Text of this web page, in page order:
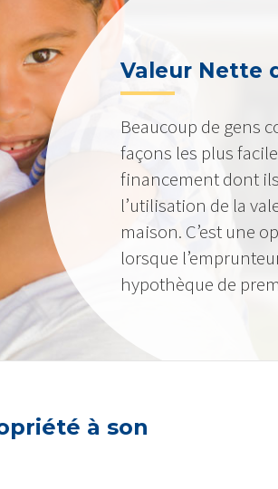
Valeur Nette
Beaucoup de gens
façons les plus
financement dont
l’utilisation de la
maison. C’est une
lorsque
hypothèque de
à son